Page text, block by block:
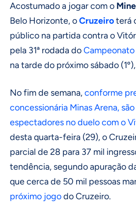
Acostumado a jogar com o
Belo Horizonte, oCruzeiroterá
público na partida contra o
pela 31ª rodada doCampeonato
na tarde do próximo sábado
No fim de semana,conforme
concessionária Minas Arena,
espectadores no duelo com o
desta quarta-feira (29), o
parcial de 28 para 37 mil
tendência, segundo apuração
que cerca de 50 mil pessoas
próximo jogodo Cruzeiro.